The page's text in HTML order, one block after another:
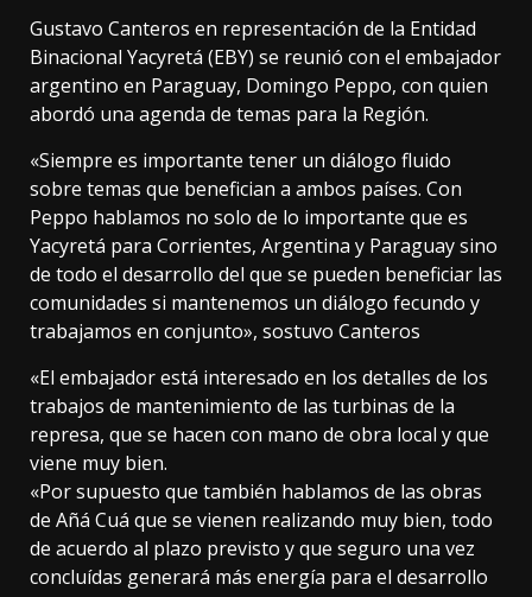
Gustavo Canteros en representación de la Entidad
Binacional Yacyretá (EBY) se reunió con el embajador
argentino en Paraguay, Domingo Peppo, con quien
abordó una agenda de temas para la Región.
«Siempre es importante tener un diálogo fluido
sobre temas que benefician a ambos países. Con
Peppo hablamos no solo de lo importante que es
Yacyretá para Corrientes, Argentina y Paraguay sino
de todo el desarrollo del que se pueden beneficiar las
comunidades si mantenemos un diálogo fecundo y
trabajamos en conjunto», sostuvo Canteros
«El embajador está interesado en los detalles de los
trabajos de mantenimiento de las turbinas de la
represa, que se hacen con mano de obra local y que
viene muy bien.
«Por supuesto que también hablamos de las obras
de Añá Cuá que se vienen realizando muy bien, todo
de acuerdo al plazo previsto y que seguro una vez
concluídas generará más energía para el desarrollo